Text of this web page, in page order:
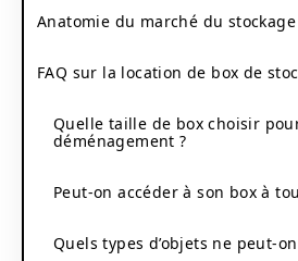
Anatomie du marché du
FAQ sur la location de box de
Quelle taille de box choisir
déménagement ?
Peut-on accéder à son box à
Quels types d’objets ne peut-